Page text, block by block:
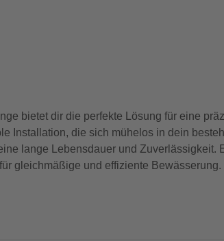
bietet dir die perfekte Lösung für eine
Installation, die sich mühelos in dein
lange Lebensdauer und Zuverlässigkeit.
gleichmäßige und effiziente